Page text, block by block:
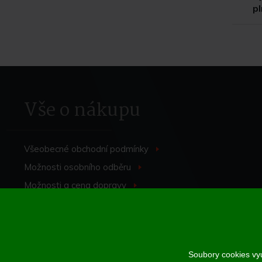
Vše o nákupu
Všeobecné obchodní podmínky
Možnosti osobního odběru
Možnosti a cena dopravy
>
Soubory cookies